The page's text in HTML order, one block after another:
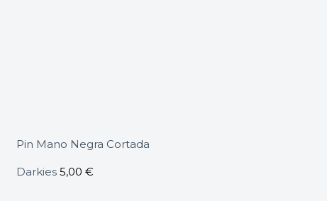
Pin Mano Negra Cortada
Darkies 5,00 €